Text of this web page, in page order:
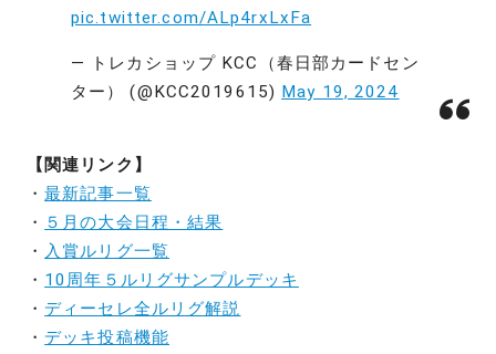
pic.twitter.com/ALp4rxLxFa
— トレカショップ KCC（春日部カードセン
ター） (@KCC2019615) May 19, 2024
【関連リンク】
・最新記事一覧
・
５月の大会日程・結果
・ 入賞ルリグ一覧
・ 10周年５ルリグサンプルデッキ
・ ディーセレ全ルリグ解説
・ デッキ投稿機能